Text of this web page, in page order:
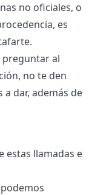
no oficiales, o
es
preguntar al
no te den
dar, además de
estas llamadas e